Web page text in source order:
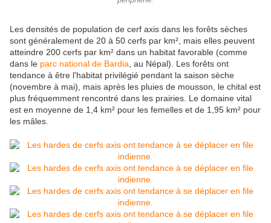
Les densités de population de cerf axis dans les forêts sèches
sont généralement de 20 à 50 cerfs par km², mais elles peuvent
atteindre 200 cerfs par km² dans un habitat favorable (comme
dans le parc national de Bardia , au Népal). Les forêts ont
tendance à être l'habitat privilégié pendant la saison sèche
(novembre à mai), mais après les pluies de mousson, le chital est
plus fréquemment rencontré dans les prairies. Le domaine vital
est en moyenne de 1,4 km² pour les femelles et de 1,95 km² pour
les mâles.